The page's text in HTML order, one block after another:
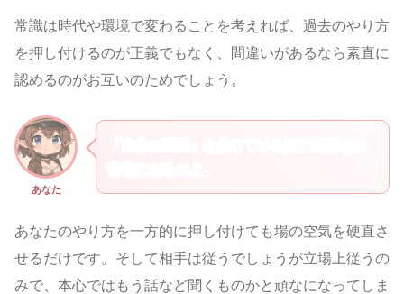
常識は時代や環境で変わることを考えれば、過去のやり方
を押し付けるのが正義でもなく、間違いがあるなら素直に
認めるのがお互いのためでしょう。
あなた
あなたのやり方を一方的に押し付けても場の空気を硬直さ
せるだけです。そして相手は従うでしょうが立場上従うの
みで、本心ではもう話など聞くものかと頑なになってしま